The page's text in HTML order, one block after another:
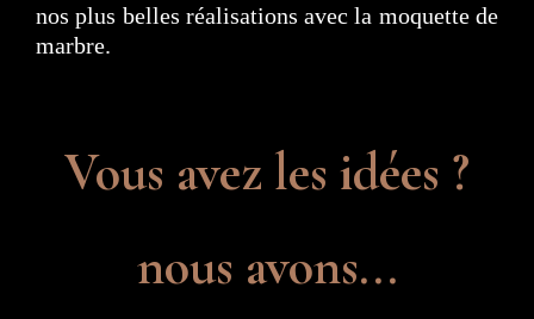
nos plus belles réalisations avec la moquette de
marbre.
Vous avez les idées ?
nous avons...